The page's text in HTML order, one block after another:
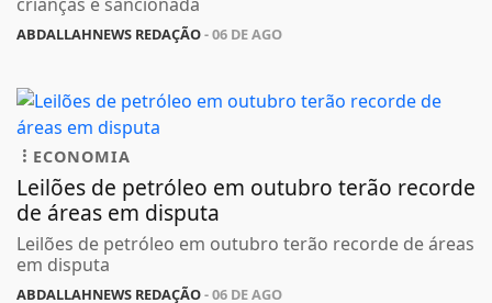
SOCIEDADE
contra crianças é sancionada
Lei que aumenta punição a crimes digitais contra
crianças é sancionada
ABDALLAHNEWS REDAÇÃO
ECONOMIA